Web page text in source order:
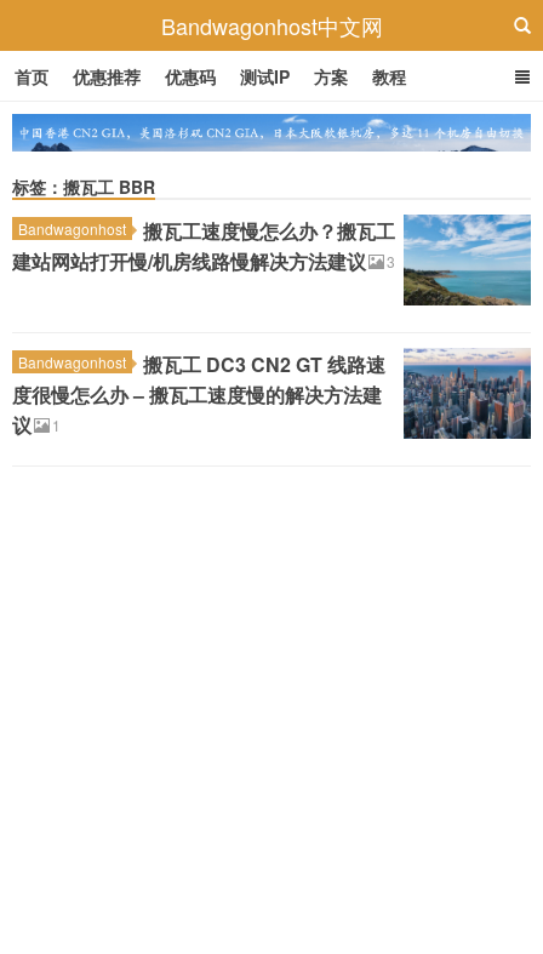
Bandwagonhost中文网
首页 优惠推荐 优惠码 测试IP 方案 教程
标签：搬瓦工 BBR
Bandwagonhost
搬瓦工速度慢怎么办？搬瓦工
建站网站打开慢/机房线路慢解决方法建议
3
Bandwagonhost
搬瓦工 DC3 CN2 GT 线路速
度很慢怎么办 – 搬瓦工速度慢的解决方法建
议
1